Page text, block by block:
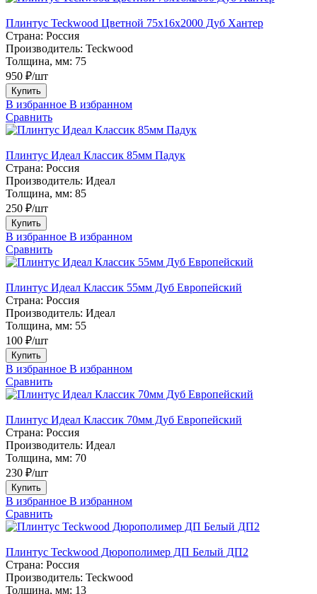
Плинтус Teckwood Цветной 75х16х2000 Дуб Хантер
Страна: Россия
Производитель: Teckwood
Толщина, мм: 75
950 ₽/шт
Купить
В избранное В избранном
Сравнить
Плинтус Идеал Классик 85мм Падук
Страна: Россия
Производитель: Идеал
Толщина, мм: 85
250 ₽/шт
Купить
В избранное В избранном
Сравнить
Плинтус Идеал Классик 55мм Дуб Европейский
Страна: Россия
Производитель: Идеал
Толщина, мм: 55
100 ₽/шт
Купить
В избранное В избранном
Сравнить
Плинтус Идеал Классик 70мм Дуб Европейский
Страна: Россия
Производитель: Идеал
Толщина, мм: 70
230 ₽/шт
Купить
В избранное В избранном
Сравнить
Плинтус Teckwood Дюрополимер ДП Белый ДП2
Страна: Россия
Производитель: Teckwood
Толщина, мм: 13